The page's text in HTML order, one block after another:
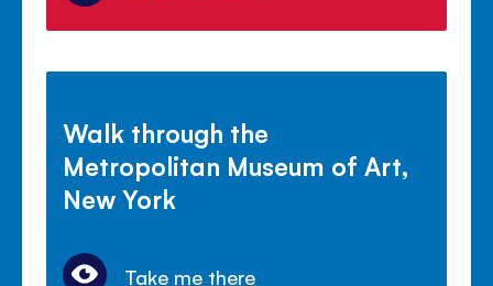
Walk through the
Metropolitan Museum of Art,
New York
Take me there